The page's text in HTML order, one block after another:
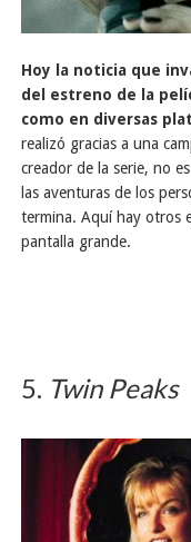
Hoy la noticia que
del estreno de la
como en diversas
realizó gracias a una
creador de la serie, no
las aventuras de los
termina. Aquí hay otros
pantalla grande.
5. Twin Peaks